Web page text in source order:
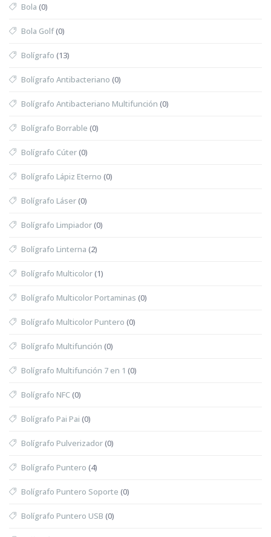
Bola (0)
Bola Golf(0)
Bolígrafo (13)
Bolígrafo Antibacteriano (0)
Bolígrafo Antibacteriano Multifunción (0)
Bolígrafo Borrable (0)
Bolígrafo Cúter(0)
Bolígrafo Lápiz Eterno (0)
Bolígrafo Láser(0)
Bolígrafo Limpiador(0)
Bolígrafo Linterna (2)
Bolígrafo Multicolor(1)
Bolígrafo Multicolor Portaminas (0)
Bolígrafo Multicolor Puntero (0)
Bolígrafo Multifunción (0)
Bolígrafo Multifunción 7 en 1 (0)
Bolígrafo NFC(0)
Bolígrafo Pai Pai (0)
Bolígrafo Pulverizador(0)
Bolígrafo Puntero (4)
Bolígrafo Puntero Soporte (0)
Bolígrafo Puntero USB (0)